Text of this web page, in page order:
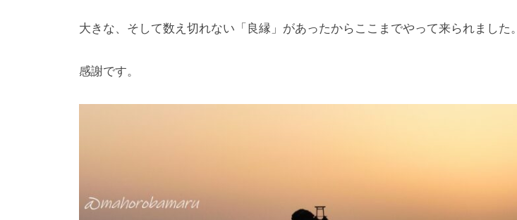
大きな、そして数え切れない「良縁」があったからここまでやって来られました。
感謝です。